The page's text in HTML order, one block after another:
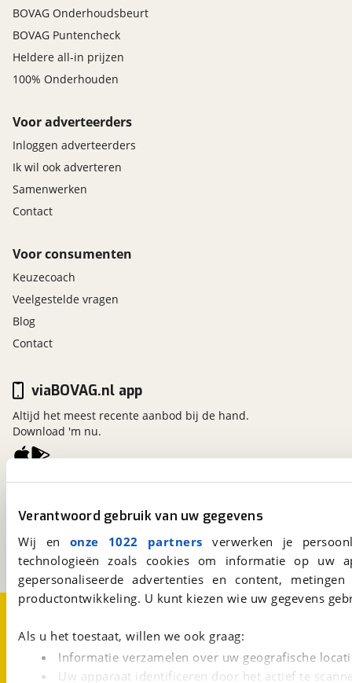
Verantwoord gebruik van uw gegevens
Wij en onze 1022 partners verwerken je
technologieën zoals cookies om informatie op
gepersonaliseerde advertenties en content,
productontwikkeling. U kunt kiezen wie uw gegevens
Als u het toestaat, willen we ook graag:
Informatie verzamelen over uw geografische
Uw apparaat identificeren door het actief te
BOVAG Onderhoudsbeurt
BOVAG Puntencheck
Heldere all-in prijzen
100% Onderhouden
Voor adverteerders
Inloggen adverteerders
Ik wil ook adverteren
Samenwerken
Contact
Voor consumenten
Keuzecoach
Veelgestelde vragen
Blog
Contact
Kosterijland15
Bunnik
Een initiatief van
BOVAG
viaBOVAG.nl app
Altijd het meest recente aanbod bij de hand.
Download 'm nu.
Over viaBOVAG.nl
Disclaimer- en Privacyverklaring